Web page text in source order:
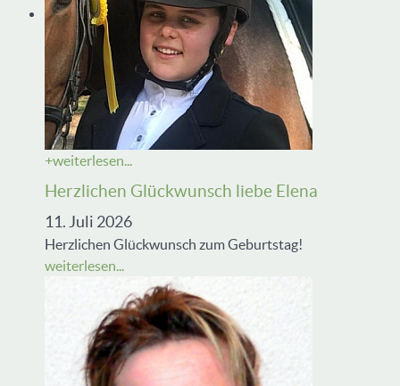
+weiterlesen...
Herzlichen Glückwunsch liebe Elena
11. Juli 2026
Herzlichen Glückwunsch zum Geburtstag!
weiterlesen...